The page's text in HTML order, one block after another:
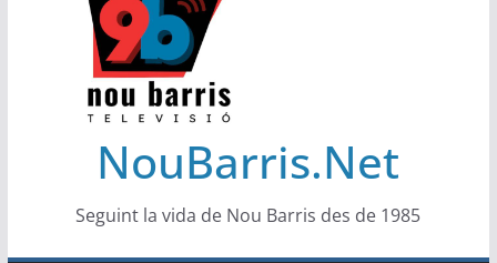
NouBarris.Net
Seguint la vida de Nou Barris des de 1985